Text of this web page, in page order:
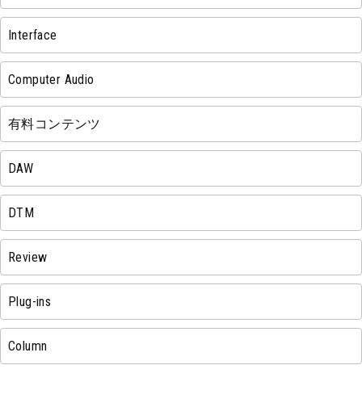
Interface
Computer Audio
有料コンテンツ
DAW
DTM
Review
Plug-ins
Column